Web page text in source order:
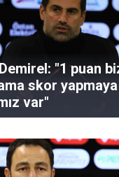
"1 puan
skor yapmaya
var"